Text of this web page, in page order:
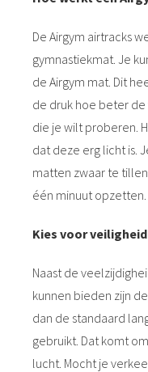
De Airgym airtracks
gymnastiekmat. Je
de Airgym mat. Dit
de druk hoe beter
die je wilt proberen.
dat deze erg licht is.
matten zwaar te
één minuut opzetten.
Kies voor
Naast de
kunnen bieden zijn
dan de standaard
gebruikt. Dat komt
lucht. Mocht je